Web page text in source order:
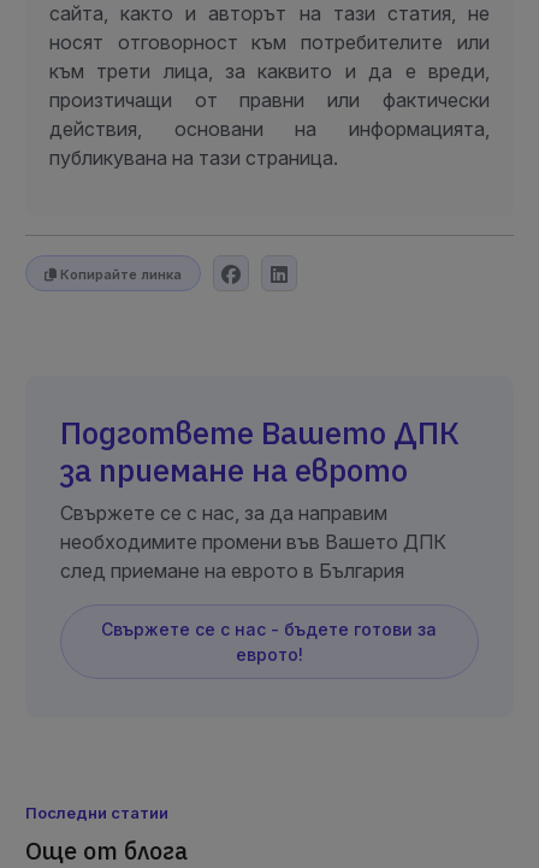
сайта, както и авторът на тази статия, не
носят отговорност към потребителите или
към трети лица, за каквито и да е вреди,
произтичащи от правни или фактически
действия, основани на информацията,
публикувана на тази страница.
Копирайте линка
Подгответе Вашето ДПК
за приемане на еврото
Свържете се с нас, за да направим
необходимите промени във Вашето ДПК
след приемане на еврото в България
Свържете се с нас - бъдете готови за
еврото!
Последни статии
Още от блога